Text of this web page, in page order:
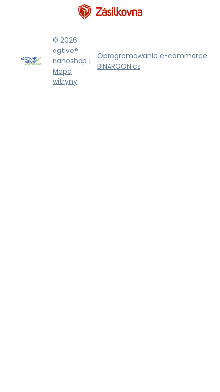
© 2026
agtive®
nanoshop |
Mapa
witryny
Oprogramowanie e-commerce
BINARGON.cz